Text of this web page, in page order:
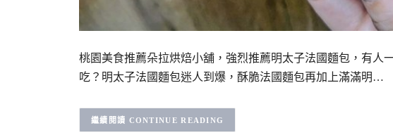
桃園美食推薦朵拉烘焙小舖，強烈推薦明太子法國麵包，有人
吃？明太子法國麵包迷人到爆，酥脆法國麵包再加上滿滿明…
CONTINUE READING